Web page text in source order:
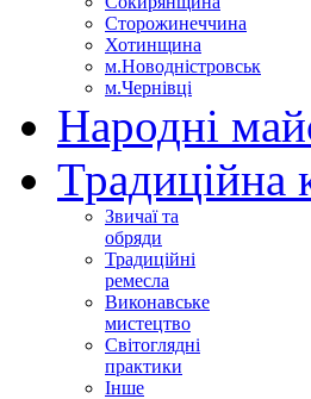
Сторожинеччина
Хотинщина
м.Новодністровськ
м.Чернівці
Народні
Традиційна
Звичаї та
обряди
Традиційні
ремесла
Виконавське
мистецтво
Світоглядні
практики
Інше